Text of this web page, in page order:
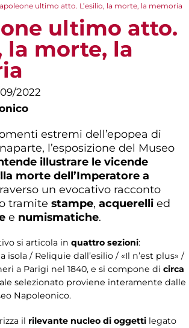
ultimo atto. L’esilio, la morte, la memoria
ultimo atto.
la morte, la
2022
estremi dell’epopea di
l’esposizione del Museo
illustrare le vicende
morte dell’Imperatore a
un evocativo racconto
tramite stampe, acquerelli ed
e numismatiche.
si articola in quattro sezioni:
isola / Reliquie dall’esilio / «Il n’est plus» /
a Parigi nel 1840, e si compone di circa
selezionato proviene interamente dalle
Napoleonico.
il rilevante nucleo di oggetti legato